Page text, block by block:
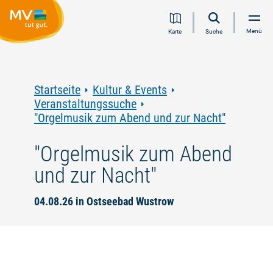
Inhalt
Navigation
Volltextsuche
FooterKarte Suche Menü
Startseite
Kultur & Events
Veranstaltungssuche
"Orgelmusik zum Abend und zur Nacht"
"Orgelmusik zum Abend
und zur Nacht"
04.08.26 in Ostseebad Wustrow